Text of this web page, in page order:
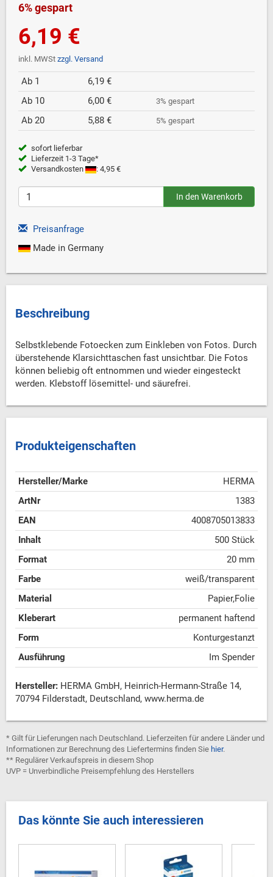
6% gespart
6,19 €
inkl. MWSt zzgl. Versand
Ab 1
6,19 €
Ab 10
6,00 € 3% gespart
Ab 20 5,88 € 5% gespart
sofort lieferbar
Lieferzeit 1-3 Tage*
Versandkosten
: 4,95 €
Preisanfrage
Made in Germany
Beschreibung
Selbstklebende Fotoecken zum Einkleben von Fotos. Durch
überstehende Klarsichttaschen fast unsichtbar. Die Fotos
können beliebig oft entnommen und wieder eingesteckt
werden. Klebstoff lösemittel- und säurefrei.
Produkteigenschaften
Hersteller/Marke
HERMA
ArtNr
1383
EAN
4008705013833
Inhalt
500 Stück
Format
20 mm
Farbe
weiß/transparent
Material
Papier,Folie
Kleberart
permanent haftend
Form
Konturgestanzt
Ausführung
Im Spender
Hersteller: HERMA GmbH, Heinrich-Hermann-Straße 14,
70794 Filderstadt, Deutschland, www.herma.de
* Gilt für Lieferungen nach Deutschland. Lieferzeiten für andere Länder und
Informationen zur Berechnung des Liefertermins finden Sie hier.
** Regulärer Verkaufspreis in diesem Shop
UVP = Unverbindliche Preisempfehlung des Herstellers
Das könnte Sie auch interessieren